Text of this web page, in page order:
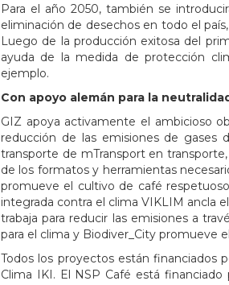
Para el año 2050, también se
eliminación de desechos en todo el
Luego de la producción exitosa del
ayuda de la medida de protección
ejemplo.
Con apoyo alemán para la
GIZ apoya activamente el ambicioso
reducción de las emisiones de gases
transporte de mTransport en
de los formatos y herramientas
promueve el cultivo de café
integrada contra el clima VIKLIM ancla
trabaja para reducir las emisiones a
para el clima y Biodiver_City promueve
Todos los proyectos están financiados
Clima IKI. El NSP Café está